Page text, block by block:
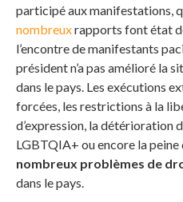
participé aux manifestations,
nombreuxrapports font état
l’encontre de manifestants
président n’a pas amélioré la
dans le pays. Les exécutions
forcées, les restrictions à la
d’expression, la détérioration
LGBTQIA+ ou encore la
nombreux problèmes de
dans le pays.